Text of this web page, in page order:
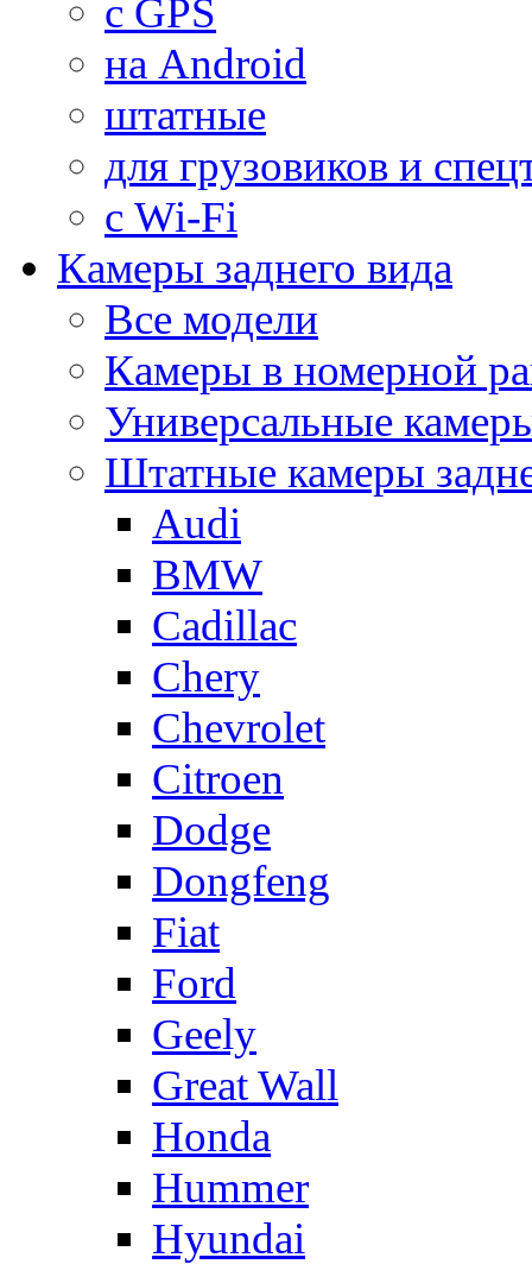
с GPS
на Android
штатные
для грузовиков и
с Wi-Fi
Камеры заднего вида
Все модели
Камеры в номерной
Универсальные
Штатные камеры
Audi
BMW
Cadillac
Chery
Chevrolet
Citroen
Dodge
Dongfeng
Fiat
Ford
Geely
Great Wall
Honda
Hummer
Hyundai